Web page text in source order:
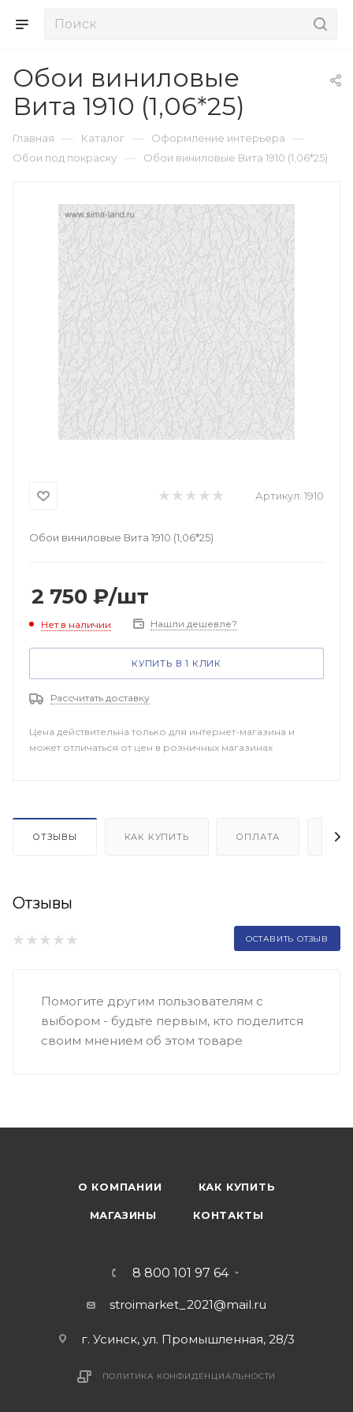
Обои виниловые
Вита 1910 (1,06*25)
Главная — Каталог — Оформление интерьера —
Обои под покраску — Обои виниловые Вита 1910 (1,06*25)
Артикул: 1910
Обои виниловые Вита 1910 (1,06*25)
2 750 ₽/шт
Нет в наличии Нашли дешевле?
КУПИТЬ В 1 КЛИК
Рассчитать доставку
Цена действительна только для интернет-магазина и
может отличаться от цен в розничных магазинах
ОТЗЫВЫ КАК КУПИТЬ ОПЛАТА
Отзывы
ОСТАВИТЬ ОТЗЫВ
Помогите другим пользователям с
выбором - будьте первым, кто поделится
своим мнением об этом товаре
О КОМПАНИИ КАК КУПИТЬ
МАГАЗИНЫ КОНТАКТЫ
8 800 101 97 64
stroimarket_2021@mail.ru
г. Усинск, ул. Промышленная, 28/3
ПОЛИТИКА КОНФИДЕНЦИАЛЬНОСТИ